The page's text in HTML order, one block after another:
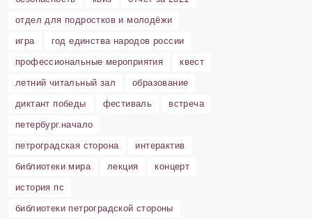
отдел для подростков и молодёжи
игра
год единства народов россии
профессиональные мероприятия
квест
летний читальный зал
образование
диктант победы
фестиваль
встреча
петербург.начало
петроградская сторона
интерактив
библиотеки мира
лекция
концерт
история пс
библиотеки петроградской стороны